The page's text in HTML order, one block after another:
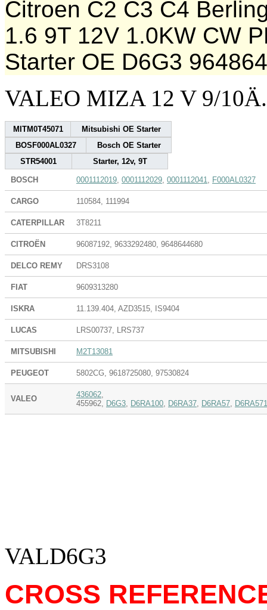
Citroen C2 C3 C4
1.6 9T 12V 1.0KW CW
Starter OE D6G3
VALEO MIZA 12 V 9/
MITM0T45071
Mitsubishi OE Starter
BOSF000AL0327
Bosch OE Starter
STR54001
Starter, 12v, 9T
BOSCH 0001112019, 0001112029, 0001112041, F000AL0327
CARGO 110584, 111994
CATERPILLAR 3T8211
CITROËN 96087192, 9633292480, 9648644680
DELCO REMY DRS3108
FIAT 9609313280
ISKRA 11.139.404, AZD3515, IS9404
LUCAS LRS00737, LRS737
MITSUBISHI M2T13081
PEUGEOT 5802CG, 9618725080, 97530824
VALEO 436062,
455962, D6G3, D6RA100, D6RA37, D6RA57, D6RA571
VALD6G3
CROSS